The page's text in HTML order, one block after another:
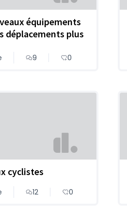
équipements
déplacements plus
9 0
cyclistes
12 0